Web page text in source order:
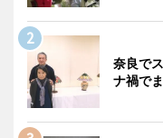
奈良で
ナ禍で